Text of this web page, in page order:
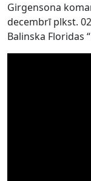
Girgensona
decembrī plkst.
Balinska Floridas